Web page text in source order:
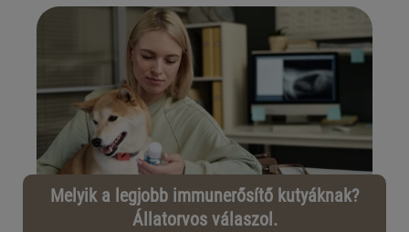
családodat is a zoonózis veszélyeitől.
Melyik a legjobb immunerősítő kutyáknak?
Állatorvos válaszol.